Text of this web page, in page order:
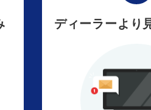
ディーラーより